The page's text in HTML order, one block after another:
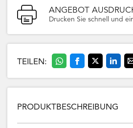
ANGEBOT
Drucken Sie schnell und
TEILEN:
PRODUKTBESCHREIBUNG